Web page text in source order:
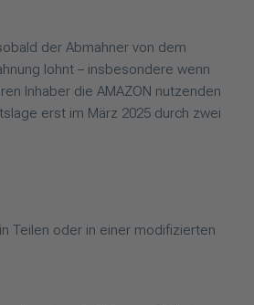
der Abmahner von dem
lohnt – insbesondere wenn
Inhaber die AMAZON nutzenden
erst im März 2025 durch zwei
Teilen oder in einer modifizierten